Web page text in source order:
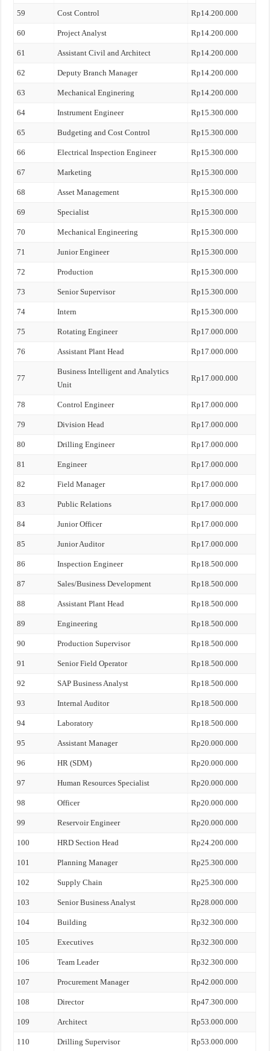
59 Cost Control Rp14.200.000
60 Project Analyst Rp14.200.000
61 Assistant Civil and Architect Rp14.200.000
62 Deputy Branch Manager Rp14.200.000
63 Mechanical Enginering Rp14.200.000
64 Instrument Engineer Rp15.300.000
65 Budgeting and Cost Control Rp15.300.000
66 Electrical Inspection Engineer Rp15.300.000
67 Marketing Rp15.300.000
68 Asset Management Rp15.300.000
69 Specialist Rp15.300.000
70 Mechanical Engineering Rp15.300.000
71 Junior Engineer Rp15.300.000
72 Production Rp15.300.000
73 Senior Supervisor Rp15.300.000
74 Intern Rp15.300.000
75 Rotating Engineer Rp17.000.000
76 Assistant Plant Head Rp17.000.000
77
Business Intelligent and Analytics
Unit
Rp17.000.000
78 Control Engineer Rp17.000.000
79 Division Head Rp17.000.000
80 Drilling Engineer Rp17.000.000
81 Engineer Rp17.000.000
82 Field Manager Rp17.000.000
83 Public Relations Rp17.000.000
84 Junior Officer Rp17.000.000
85 Junior Auditor Rp17.000.000
86 Inspection Engineer Rp18.500.000
87 Sales/Business Development Rp18.500.000
88 Assistant Plant Head Rp18.500.000
89 Engineering Rp18.500.000
90 Production Supervisor Rp18.500.000
91 Senior Field Operator Rp18.500.000
92 SAP Business Analyst Rp18.500.000
93 Internal Auditor Rp18.500.000
94 Laboratory Rp18.500.000
95 Assistant Manager Rp20.000.000
96 HR (SDM) Rp20.000.000
97 Human Resources Specialist Rp20.000.000
98 Officer Rp20.000.000
99 Reservoir Engineer Rp20.000.000
100 HRD Section Head Rp24.200.000
101 Planning Manager Rp25.300.000
102 Supply Chain Rp25.300.000
103 Senior Business Analyst Rp28.000.000
104 Building Rp32.300.000
105 Executives Rp32.300.000
106 Team Leader Rp32.300.000
107 Procurement Manager Rp42.000.000
108 Director Rp47.300.000
109 Architect Rp53.000.000
110 Drilling Supervisor Rp53.000.000